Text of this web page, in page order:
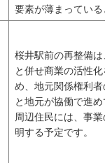
要素が薄まっている
桜井駅前の再整備は
と併せ商業の活性化
め、地元関係権利者
と地元が協働で進め
周辺住民には、事業
明する予定です。